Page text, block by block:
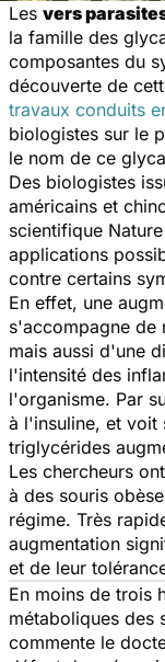
Les vers
la famille des
composantes du
découverte de
travaux conduits
biologistes sur le
le nom de ce
Des biologistes
américains et
scientifique Nature
applications
contre certains
En effet, une
s'accompagne de
mais aussi d'une
l'intensité des
l'organisme. Par
à l'insuline, et voit
triglycérides
Les chercheurs
à des souris
régime. Très
augmentation
et de leur
En moins de trois
métaboliques des
commente le